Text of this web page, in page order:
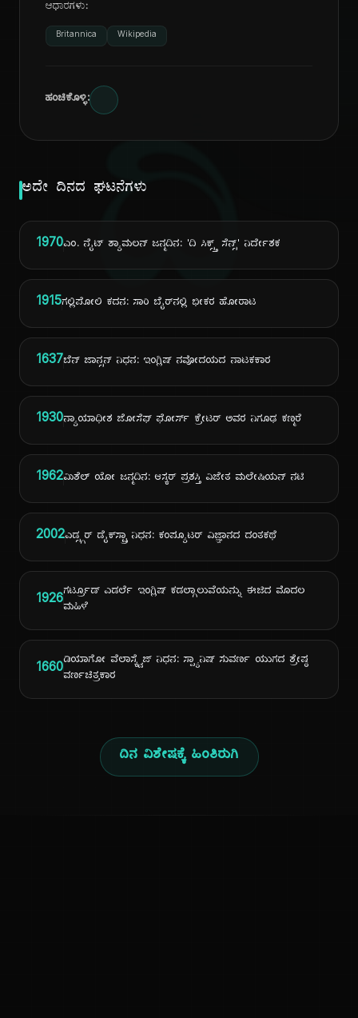
ದಿ
ಆಧಾರಗಳು:
Britannica Wikipedia
ಹಂಚಿಕೊಳ್ಳಿ:
ಅದೇ ದಿನದ ಘಟನೆಗಳು
1970ಎಂ. ನೈಟ್ ಶ್ಯಾಮಲನ್ ಜನ್ಮದಿನ: 'ದಿ ಸಿಕ್ಸ್ತ್ ಸೆನ್ಸ್' ನಿರ್ದೇಶಕ
1915ಗಲ್ಲಿಪೋಲಿ ಕದನ: ಸಾರಿ ಬೈರ್‌ನಲ್ಲಿ ಭೀಕರ ಹೋರಾಟ
1637ಬೆನ್ ಜಾನ್ಸನ್ ನಿಧನ: ಇಂಗ್ಲಿಷ್ ನವೋದಯದ ನಾಟಕಕಾರ
1930ನ್ಯಾಯಾಧೀಶ ಜೋಸೆಫ್ ಫೋರ್ಸ್ ಕ್ರೇಟರ್ ಅವರ ನಿಗೂಢ ಕಣ್ಮರೆ
1962ಮಿಶೆಲ್ ಯೋ ಜನ್ಮದಿನ: ಆಸ್ಕರ್ ಪ್ರಶಸ್ತಿ ವಿಜೇತ ಮಲೇಷಿಯನ್ ನಟಿ
2002ಎಡ್ಸ್ಗರ್ ಡೈಕ್‌ಸ್ಟ್ರಾ ನಿಧನ: ಕಂಪ್ಯೂಟರ್ ವಿಜ್ಞಾನದ ದಂತಕಥೆ
1926ಗರ್ಟ್ರೂಡ್ ಎಡರ್ಲೆ ಇಂಗ್ಲಿಷ್ ಕಡಲ್ಗಾಲುವೆಯನ್ನು ಈಜಿದ ಮೊದಲ
ಮಹಿಳೆ
1660ಡಿಯಾಗೋ ವೆಲಾಸ್ಕ್ವೆಜ್ ನಿಧನ: ಸ್ಪ್ಯಾನಿಷ್ ಸುವರ್ಣ ಯುಗದ ಶ್ರೇಷ್ಠ
ವರ್ಣಚಿತ್ರಕಾರ
ದಿನ ವಿಶೇಷಕ್ಕೆ ಹಿಂತಿರುಗಿ